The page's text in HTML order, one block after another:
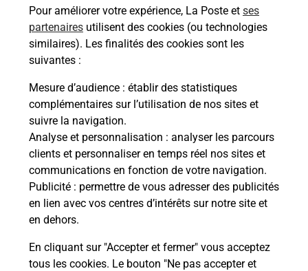
Pour améliorer votre expérience, La Poste et ses
partenaires utilisent des cookies (ou technologies
similaires). Les finalités des cookies sont les
suivantes :
Mesure d’audience : établir des statistiques
complémentaires sur l’utilisation de nos sites et
suivre la navigation.
Analyse et personnalisation : analyser les parcours
clients et personnaliser en temps réel nos sites et
communications en fonction de votre navigation.
Publicité : permettre de vous adresser des publicités
en lien avec vos centres d’intérêts sur notre site et
en dehors.
En cliquant sur "Accepter et fermer" vous acceptez
tous les cookies. Le bouton "Ne pas accepter et
Envoyer un colis
Vous souhaitez envoyer un colis depuis : TORCY
(77200) ? Découvrez toutes les solutions
proposées par La Poste.
En savoir plus